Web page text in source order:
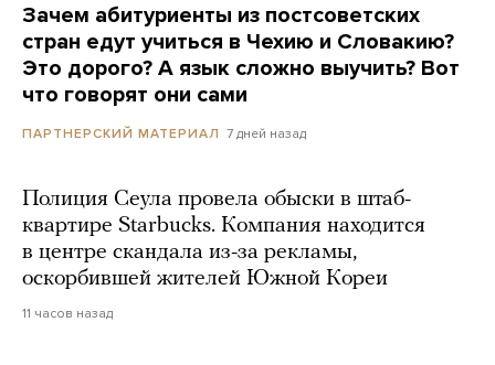
Зачем абитуриенты из постсоветских
стран едут учиться в Чехию и Словакию?
Это дорого? А язык сложно выучить? Вот
что говорят они сами
ПАРТНЕРСКИЙ МАТЕРИАЛ 7 дней назад
Полиция Сеула провела обыски в штаб-
квартире Starbucks. Компания находится
в центре скандала из-за рекламы,
оскорбившей жителей Южной Кореи
11 часов назад